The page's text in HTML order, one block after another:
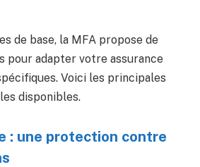
de base, la MFA propose de
pour adapter votre assurance
Voici les principales
disponibles.
: une protection contre